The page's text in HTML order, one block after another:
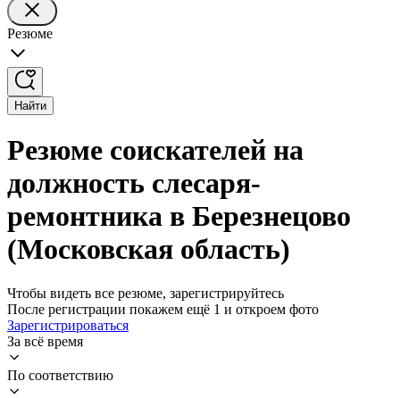
Резюме
Найти
Резюме соискателей на
должность слесаря-
ремонтника в Березнецово
(Московская область)
Чтобы видеть все резюме, зарегистрируйтесь
После регистрации покажем ещё 1 и откроем фото
Зарегистрироваться
За всё время
По соответствию